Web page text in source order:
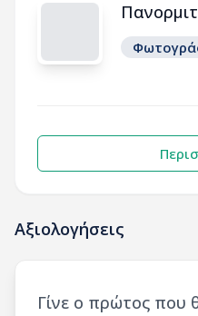
Αξιολογήσεις
Γίνε ο πρώτος που